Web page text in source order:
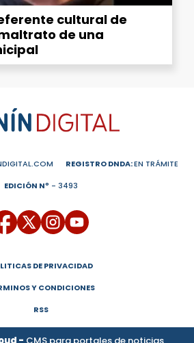
cultural de
de una
REGISTRO DNDA:EN TRÁMITE
EDICIÓN Nº - 3493
DE PRIVACIDAD
Y CONDICIONES
RSS
- CMS para portales de noticias